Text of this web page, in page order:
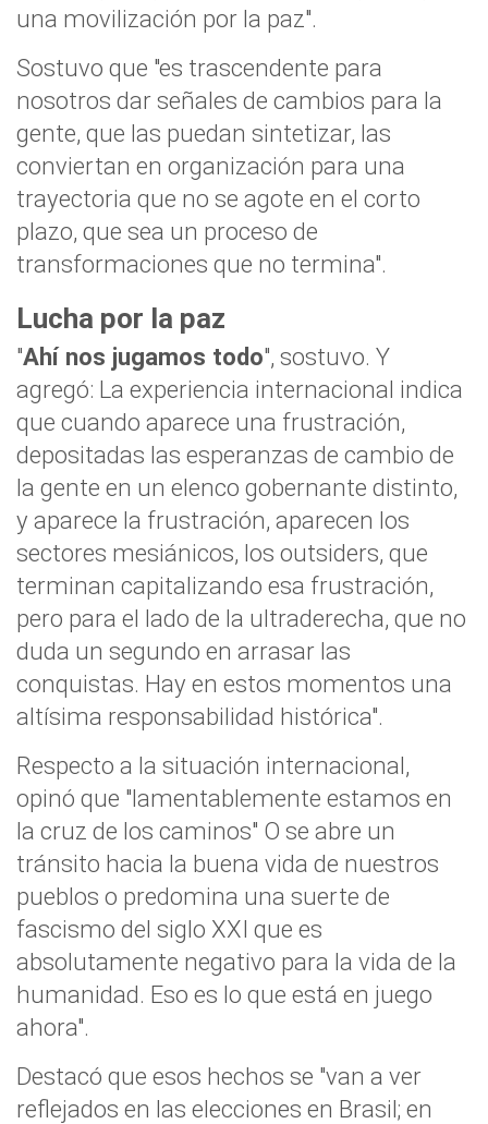
una movilización por la paz".
Sostuvo que "es trascendente para
nosotros dar señales de cambios para la
gente, que las puedan sintetizar, las
conviertan en organización para una
trayectoria que no se agote en el corto
plazo, que sea un proceso de
transformaciones que no termina".
Lucha por la paz
"Ahí nos jugamos todo", sostuvo. Y
agregó: La experiencia internacional indica
que cuando aparece una frustración,
depositadas las esperanzas de cambio de
la gente en un elenco gobernante distinto,
y aparece la frustración, aparecen los
sectores mesiánicos, los outsiders, que
terminan capitalizando esa frustración,
pero para el lado de la ultraderecha, que no
duda un segundo en arrasar las
conquistas. Hay en estos momentos una
altísima responsabilidad histórica".
Respecto a la situación internacional,
opinó que "lamentablemente estamos en
la cruz de los caminos" O se abre un
tránsito hacia la buena vida de nuestros
pueblos o predomina una suerte de
fascismo del siglo XXI que es
absolutamente negativo para la vida de la
humanidad. Eso es lo que está en juego
ahora".
Destacó que esos hechos se "van a ver
reflejados en las elecciones en Brasil; en